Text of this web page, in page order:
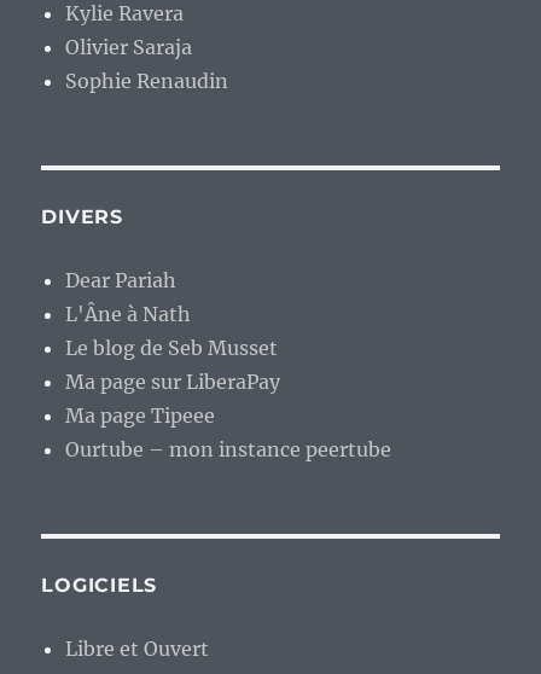
Kylie Ravera
Olivier Saraja
Sophie Renaudin
DIVERS
Dear Pariah
L'Âne à Nath
Le blog de Seb Musset
Ma page sur LiberaPay
Ma page Tipeee
Ourtube – mon instance peertube
LOGICIELS
Libre et Ouvert